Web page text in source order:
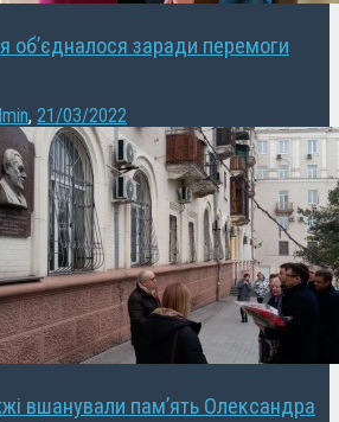
об’єдналося заради перемоги
, 21/03/2022
вшанували пам’ять Олександра